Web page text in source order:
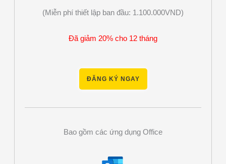
(Miễn phí thiết lập ban đầu: 1.100.000VND)
Đã giảm 20% cho 12 tháng
ĐĂNG KÝ NGAY
Bao gồm các ứng dụng Office